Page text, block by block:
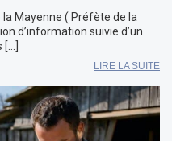
la Mayenne ( Préfète de la
d’information suivie d’un
LIRE LA SUITE